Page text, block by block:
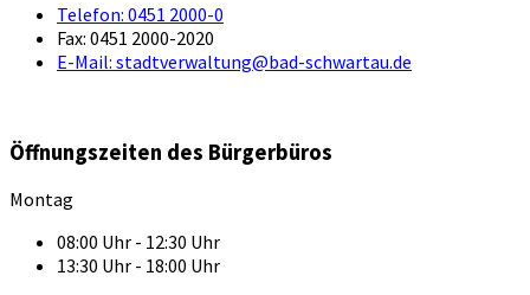
Telefon: 0451 2000-0
Fax: 0451 2000-2020
E-Mail: stadtverwaltung@bad-schwartau.de
Öffnungszeiten des Bürgerbüros
Montag
08:00 Uhr - 12:30 Uhr
13:30 Uhr - 18:00 Uhr